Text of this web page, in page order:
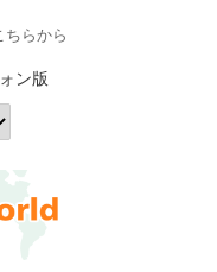
ちらから
ン版